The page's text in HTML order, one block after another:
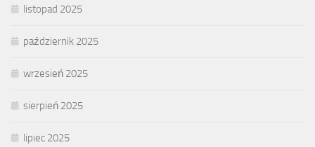
listopad 2025
październik 2025
wrzesień 2025
sierpień 2025
lipiec 2025